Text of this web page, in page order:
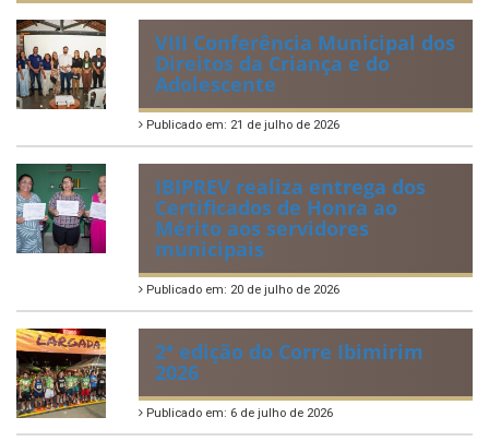
VIII Conferência Municipal dos
Direitos da Criança e do
Adolescente
Publicado em: 21 de julho de 2026
IBIPREV realiza entrega dos
Certificados de Honra ao
Mérito aos servidores
municipais
Publicado em: 20 de julho de 2026
2ª edição do Corre Ibimirim
2026
Publicado em: 6 de julho de 2026